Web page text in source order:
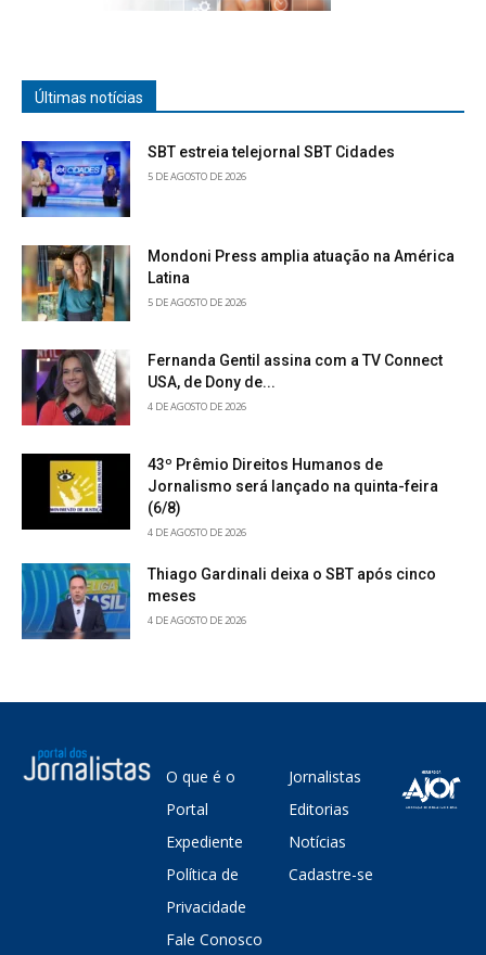
Últimas notícias
SBT estreia telejornal SBT Cidades
5 DE AGOSTO DE 2026
Mondoni Press amplia atuação na América
Latina
5 DE AGOSTO DE 2026
Fernanda Gentil assina com a TV Connect
USA, de Dony de...
4 DE AGOSTO DE 2026
43º Prêmio Direitos Humanos de
Jornalismo será lançado na quinta-feira
(6/8)
4 DE AGOSTO DE 2026
Thiago Gardinali deixa o SBT após cinco
meses
4 DE AGOSTO DE 2026
O que é o
Portal
Expediente
Política de
Privacidade
Fale Conosco
Jornalistas
Editorias
Notícias
Cadastre-se